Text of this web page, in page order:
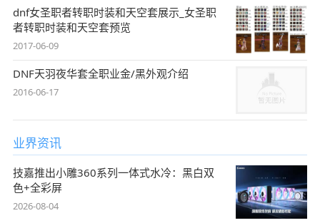
dnf女圣职者转职时装和天空套展示_女圣职
者转职时装和天空套预览
2017-06-09
DNF天羽夜华套全职业金/黑外观介绍
2016-06-17
业界资讯
技嘉推出小雕360系列一体式水冷：黑白双
色+全彩屏
2026-08-04